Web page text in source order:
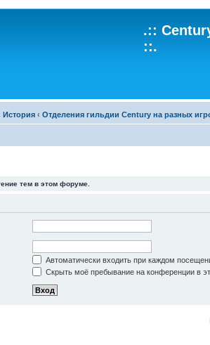
.::
::.
История ‹ Отделения гильдии Century на разных
тем в этом форуме.
Автоматически входить при каждом
Скрыть моё пребывание на конференции в